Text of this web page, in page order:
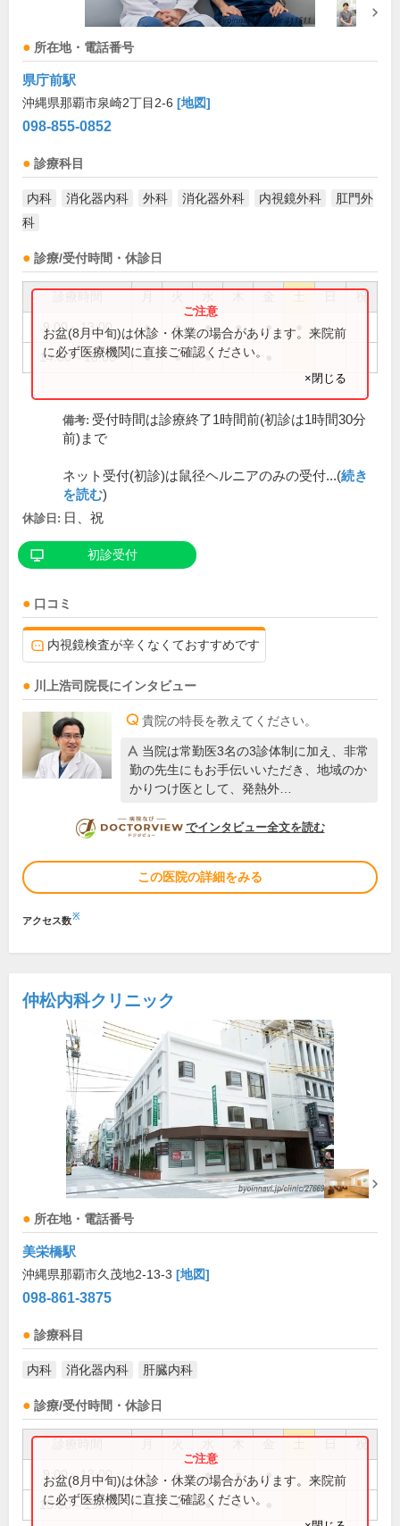
所在地・電話番号
県庁前駅
沖縄県那覇市泉崎2丁目2-6 [地図]
098-855-0852
診療科目
内科 消化器内科 外科 消化器外科 内視鏡外科
肛門外
科
診療/受付時間・休診日
祝
9:00～13:00 ● ● ● ● ●
14:00～18:00 ● ● ●
お盆(8月中旬)は休診・休業の場合があります。来院前
に必ず医療機関に直接ご確認ください。
×閉じる
備考: 受付時間は診療終了1時間前(初診は1時間30分
前)まで
ネット受付(初診)は鼠径ヘルニアのみの受付...(続き
を読む)
休診日: 日、祝
初診受付
口コミ
内視鏡検査が辛くなくておすすめです
川上浩司 院長にインタビュー
貴院の特長を教えてください。
当院は常勤医3名の3診体制に加え、非常
勤の先生にもお手伝いいただき、地域のか
かりつけ医として、発熱外…
DOCTORVIEW
でインタビュー全文を読む
この医院の詳細をみる
アクセス数※
仲松内科クリニック
所在地・電話番号
美栄橋駅
沖縄県那覇市久茂地2-13-3 [地図]
098-861-3875
診療科目
内科 消化器内科 肝臓内科
診療/受付時間・休診日
祝
9:00～13:00 ● ● ● ● ●
15:00～19:00 ● ● ● ●
お盆(8月中旬)は休診・休業の場合があります。来院前
に必ず医療機関に直接ご確認ください。